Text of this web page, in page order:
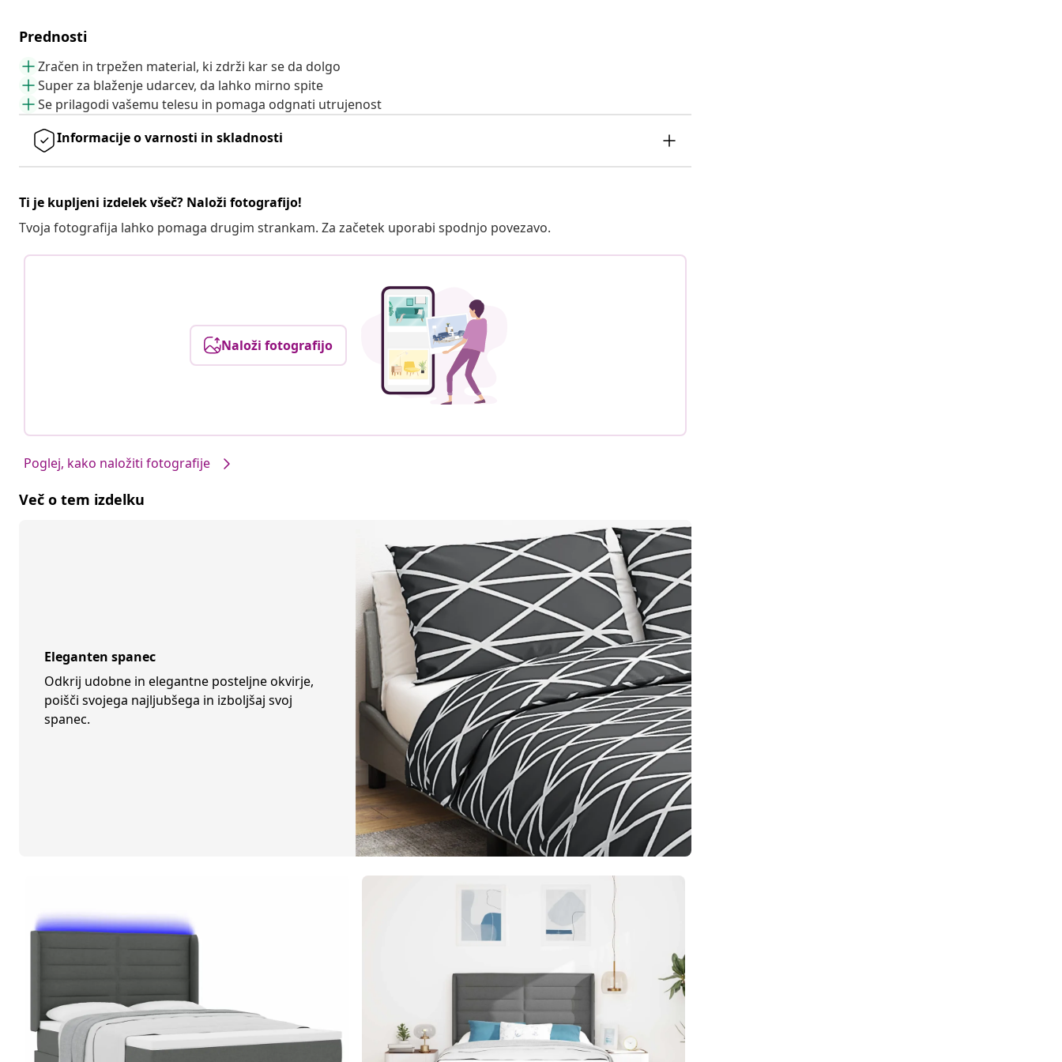
Prednosti
Zračen in trpežen material, ki zdrži kar se da dolgo
Super za blaženje udarcev, da lahko mirno spite
Se prilagodi vašemu telesu in pomaga odgnati utrujenost
Informacije o varnosti in skladnosti
Ti je kupljeni izdelek všeč? Naloži fotografijo!
Tvoja fotografija lahko pomaga drugim strankam. Za začetek uporabi spodnjo povezavo.
Naloži fotografijo
Poglej, kako naložiti fotografije
Več o tem izdelku
Eleganten spanec
Odkrij udobne in elegantne posteljne okvirje,
poišči svojega najljubšega in izboljšaj svoj
spanec.